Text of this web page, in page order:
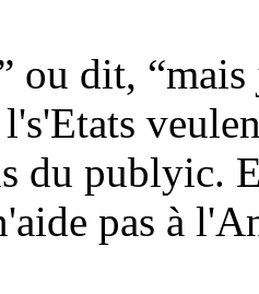
ou dit,
du publyic.
pas à